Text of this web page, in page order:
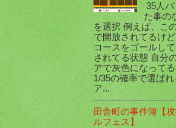
35人バ
た事の
を選択 例えば、こ
で開放されてるけ
コースをゴールし
されてる状態 自分
アで灰色になって
1/35の確率で選ば
ア...
田舎町の事件簿【
ルフェス】